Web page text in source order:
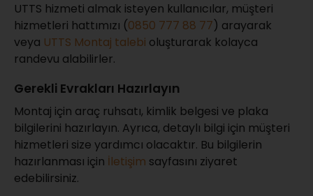
UTTS hizmeti almak isteyen kullanıcılar, müşteri
hizmetleri hattımızı (0850 777 88 77) arayarak
veya UTTS Montaj talebi oluşturarak kolayca
randevu alabilirler.
Gerekli Evrakları Hazırlayın
Montaj için araç ruhsatı, kimlik belgesi ve plaka
bilgilerini hazırlayın. Ayrıca, detaylı bilgi için müşteri
hizmetleri size yardımcı olacaktır. Bu bilgilerin
hazırlanması için İletişim sayfasını ziyaret
edebilirsiniz.